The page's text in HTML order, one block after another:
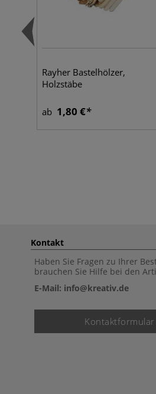
Rayher Bastelhölzer,
Holzstäbe
ab 1,80 €
Kontakt
Haben Sie Fragen zu Ihrer
brauchen Sie Hilfe bei den
E-Mail: info@kreativ.de
Kontaktformular